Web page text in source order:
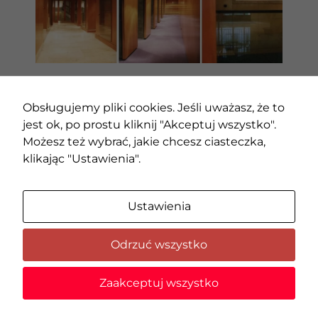
© 2020 AMC – Andrzej M. Chołdzyński | Wszystkie prawa
Zmień ustawienia cookies
Obsługujemy pliki cookies. Jeśli uważasz, że to
jest ok, po prostu kliknij "Akceptuj wszystko".
Możesz też wybrać, jakie chcesz ciasteczka,
klikając "Ustawienia".
Ustawienia
Odrzuć wszystko
Zaakceptuj wszystko
Statystyka
Abyśmy mogli
poprawić
funkcjonalność
na podstawie
tego, jak
strona jest
Doświadczenie
Aby nasza strona
internetowa
działała jak
najlepiej podczas
twojego
przejścia na nią.
Jeśli odrzucisz te